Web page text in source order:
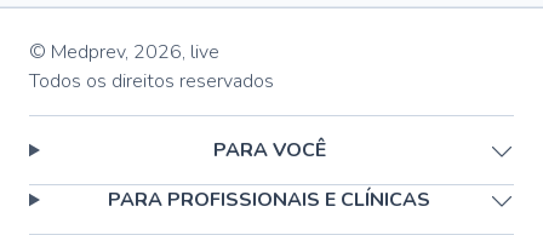
© Medprev, 2026, live
Todos os direitos reservados
PARA VOCÊ
PARA PROFISSIONAIS E CLÍNICAS